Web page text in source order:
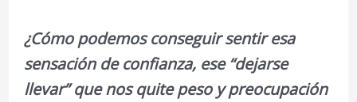
¿Cómo podemos conseguir sentir esa
sensación de confianza, ese “dejarse
llevar” que nos quite peso y preocupación